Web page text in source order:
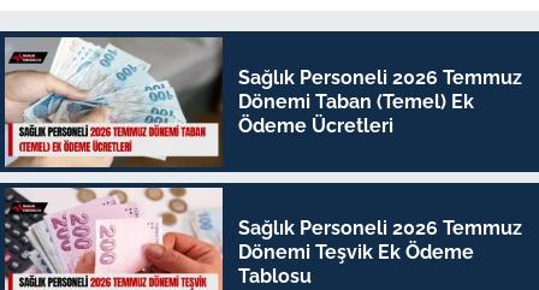
Sağlık Personeli 2026 Temmuz
Dönemi Taban (Temel) Ek
Ödeme Ücretleri
Sağlık Personeli 2026 Temmuz
Dönemi Teşvik Ek Ödeme
Tablosu